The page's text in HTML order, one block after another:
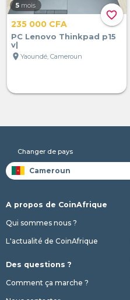
favorite_border
5 mois
235 000 CFA
PC Lenovo Thinkpad p15
v|
location_on Yaoundé, Cameroun
Changer de pays
A propos de CoinAfrique
Qui sommes nous ?
L'actualité de CoinAfrique
Des questions ?
Comment ça marche ?